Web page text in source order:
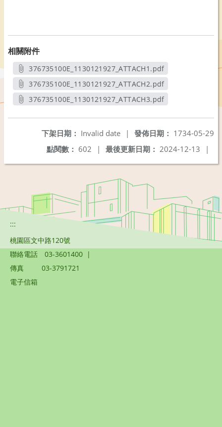
相關附件
376735100E_1130121927_ATTACH1.pdf
另開新視窗
376735100E_1130121927_ATTACH2.pdf
另開新視窗
376735100E_1130121927_ATTACH3.pdf
發佈日期： 1734-05-29
下架日期： Invalid date
|
最後更新日期： 2024-12-13 |
點閱數： 602 |
:::
桃園區文中路120號
聯絡電話
03-3601400 |
傳真
03-3791721
電子信箱